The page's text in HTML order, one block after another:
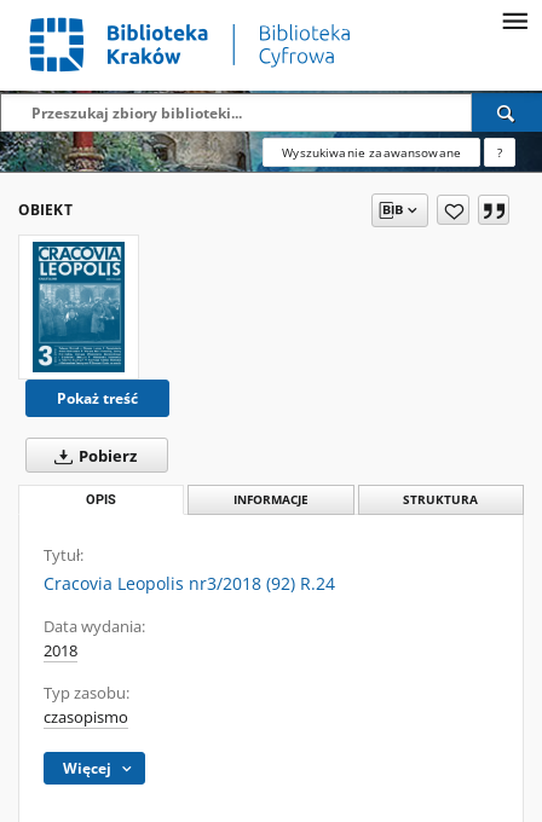
Wyszukiwanie zaawansowane ?
OBIEKT
Pokaż treść
Pobierz
OPIS INFORMACJE STRUKTURA
Tytuł:
Cracovia Leopolis nr3/2018 (92) R.24
Data wydania:
2018
Typ zasobu:
czasopismo
Więcej